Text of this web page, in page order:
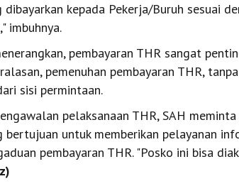
dibayarkan kepada Pekerja/Buruh sesuai
imbuhnya.
pembayaran THR sangat
pemenuhan pembayaran THR,
sisi permintaan.
pelaksanaan THR, SAH
bertujuan untuk memberikan pelayanan
pembayaran THR. "Posko ini bisa